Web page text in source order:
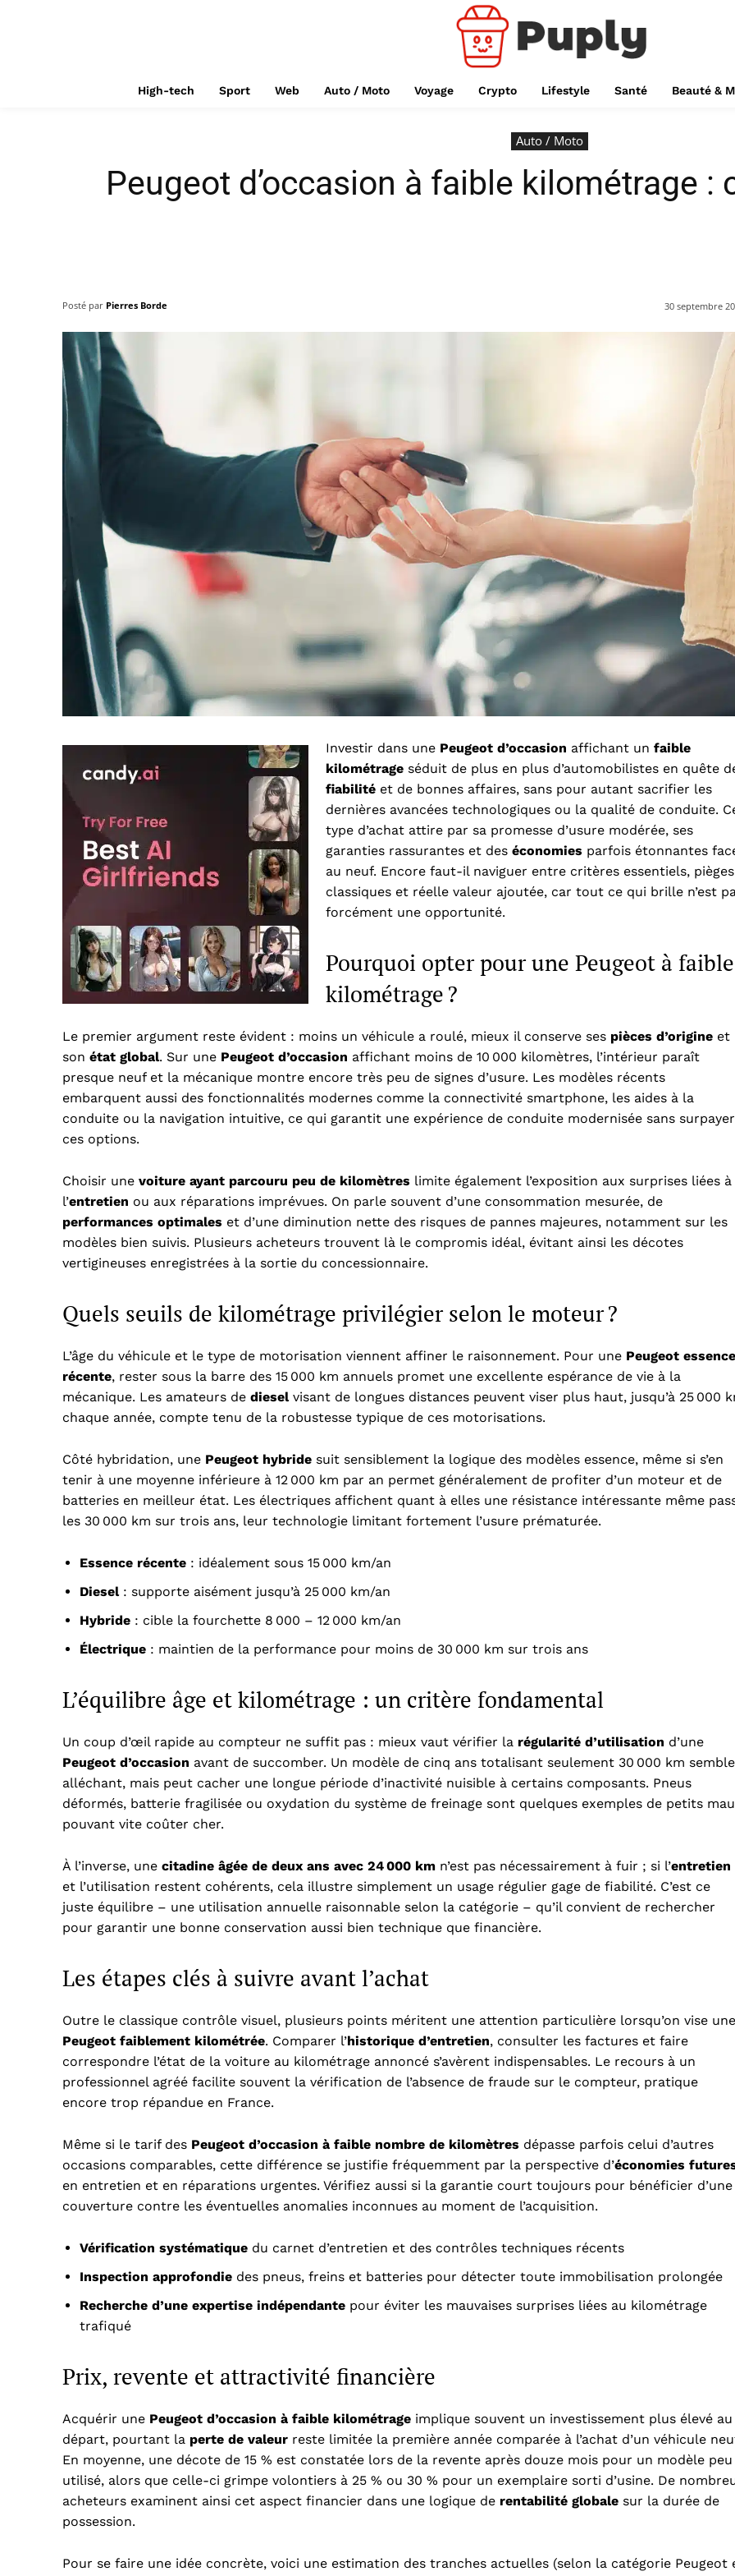
High-tech Sport Web Auto / Moto Voyage Crypto Lifestyle Santé Beauté &
Auto / Moto
Peugeot d’occasion à faible kilométrage :
Posté par Pierres Borde 30 septembre
Investir dans une Peugeot d’occasion affichant un faible
kilométrage séduit de plus en plus d’automobilistes en quête
fiabilité et de bonnes affaires, sans pour autant sacrifier les
dernières avancées technologiques ou la qualité de conduite.
type d’achat attire par sa promesse d’usure modérée, ses
garanties rassurantes et des économies parfois étonnantes
au neuf. Encore faut-il naviguer entre critères essentiels, pièges
classiques et réelle valeur ajoutée, car tout ce qui brille n’est
forcément une opportunité.
Pourquoi opter pour une Peugeot à faible
kilométrage ?
Le premier argument reste évident : moins un véhicule a roulé, mieux il conserve ses pièces d’origine et
son état global. Sur une Peugeot d’occasion affichant moins de 10 000 kilomètres, l’intérieur paraît
presque neuf et la mécanique montre encore très peu de signes d’usure. Les modèles récents
embarquent aussi des fonctionnalités modernes comme la connectivité smartphone, les aides à la
conduite ou la navigation intuitive, ce qui garantit une expérience de conduite modernisée sans surpayer
ces options.
Choisir une voiture ayant parcouru peu de kilomètres limite également l’exposition aux surprises liées à
l’entretien ou aux réparations imprévues. On parle souvent d’une consommation mesurée, de
performances optimales et d’une diminution nette des risques de pannes majeures, notamment sur les
modèles bien suivis. Plusieurs acheteurs trouvent là le compromis idéal, évitant ainsi les décotes
vertigineuses enregistrées à la sortie du concessionnaire.
Quels seuils de kilométrage privilégier selon le moteur ?
L’âge du véhicule et le type de motorisation viennent affiner le raisonnement. Pour une Peugeot essence
récente, rester sous la barre des 15 000 km annuels promet une excellente espérance de vie à la
mécanique. Les amateurs de dieselvisant de longues distances peuvent viser plus haut, jusqu’à 25 000
chaque année, compte tenu de la robustesse typique de ces motorisations.
Côté hybridation, une Peugeot hybride suit sensiblement la logique des modèles essence, même si s’en
tenir à une moyenne inférieure à 12 000 km par an permet généralement de profiter d’un moteur et de
batteries en meilleur état. Les électriques affichent quant à elles une résistance intéressante même
les 30 000 km sur trois ans, leur technologie limitant fortement l’usure prématurée.
Essence récente : idéalement sous 15 000 km/an
Diesel: supporte aisément jusqu’à 25 000 km/an
Hybride : cible la fourchette 8 000 – 12 000 km/an
Électrique : maintien de la performance pour moins de 30 000 km sur trois ans
L’équilibre âge et kilométrage : un critère fondamental
Un coup d’œil rapide au compteur ne suffit pas : mieux vaut vérifier la régularité d’utilisation d’une
Peugeot d’occasion avant de succomber. Un modèle de cinq ans totalisant seulement 30 000 km semble
alléchant, mais peut cacher une longue période d’inactivité nuisible à certains composants. Pneus
déformés, batterie fragilisée ou oxydation du système de freinage sont quelques exemples de petits
pouvant vite coûter cher.
À l’inverse, une citadine âgée de deux ans avec 24 000 km n’est pas nécessairement à fuir ; si l’entretien
et l’utilisation restent cohérents, cela illustre simplement un usage régulier gage de fiabilité. C’est ce
juste équilibre – une utilisation annuelle raisonnable selon la catégorie – qu’il convient de rechercher
pour garantir une bonne conservation aussi bien technique que financière.
Les étapes clés à suivre avant l’achat
Outre le classique contrôle visuel, plusieurs points méritent une attention particulière lorsqu’on vise une
Peugeot faiblement kilométrée. Comparer l’historique d’entretien, consulter les factures et faire
correspondre l’état de la voiture au kilométrage annoncé s’avèrent indispensables. Le recours à un
professionnel agréé facilite souvent la vérification de l’absence de fraude sur le compteur, pratique
encore trop répandue en France.
Même si le tarif des Peugeot d’occasion à faible nombre de kilomètres dépasse parfois celui d’autres
occasions comparables, cette différence se justifie fréquemment par la perspective d’économies
en entretien et en réparations urgentes. Vérifiez aussi si la garantie court toujours pour bénéficier d’une
couverture contre les éventuelles anomalies inconnues au moment de l’acquisition.
Vérification systématique du carnet d’entretien et des contrôles techniques récents
Inspection approfondie des pneus, freins et batteries pour détecter toute immobilisation prolongée
Recherche d’une expertise indépendante pour éviter les mauvaises surprises liées au kilométrage
trafiqué
Prix, revente et attractivité financière
Acquérir une Peugeot d’occasion à faible kilométrage implique souvent un investissement plus élevé au
départ, pourtant la perte de valeur reste limitée la première année comparée à l’achat d’un véhicule
En moyenne, une décote de 15 % est constatée lors de la revente après douze mois pour un modèle peu
utilisé, alors que celle-ci grimpe volontiers à 25 % ou 30 % pour un exemplaire sorti d’usine. De
acheteurs examinent ainsi cet aspect financier dans une logique de rentabilité globale sur la durée de
possession.
Pour se faire une idée concrète, voici une estimation des tranches actuelles (selon la catégorie Peugeot